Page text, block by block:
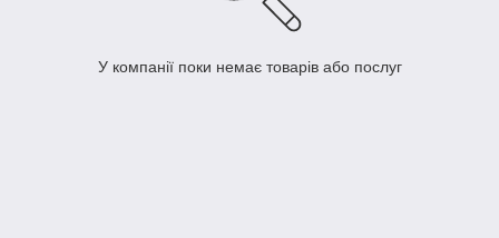
У компанії поки немає товарів або послуг